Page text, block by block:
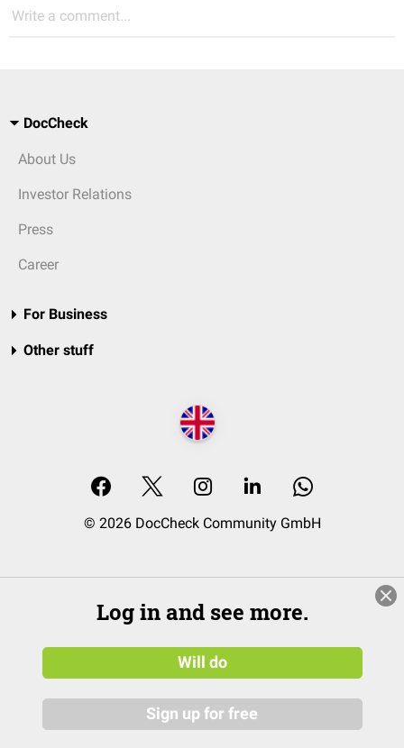
Write a comment...
DocCheck
About Us
Investor Relations
Press
Career
For Business
Other stuff
© 2026 DocCheck Community GmbH
Log in and see more.
Will do
Sign up for free